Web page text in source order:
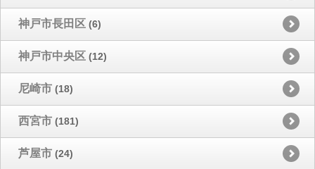
神戸市長田区 (6)
神戸市中央区 (12)
尼崎市 (18)
西宮市 (181)
芦屋市 (24)